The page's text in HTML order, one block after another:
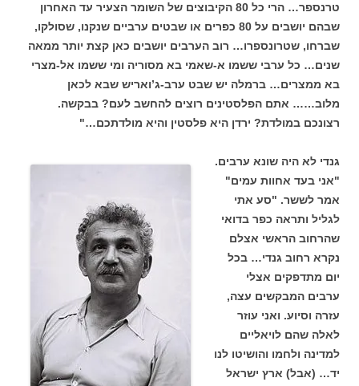
טרנספר… הרי כל 80 הקיבוצים של השומר הצעיר עד האחרון
שבהם יושבים על 80 כפרים או שבטים ערביים שנקנו, שסולקו,
שברחו, שטרונספרו… רוב הערבים יושבים כאן קצת יותר ממאה
שנים… כל ערבי ששמו א-שאמי בא מסוריה ומי ששמו אל-מצרי
בא ממצרים… ברמלה יש שבט ערב-ג’ואריש שבא לכאן
מלוב…… אתם הפלסטינים רוצים להחשב לעם? בבקשה.
רצונכם במולדת? ירדן היא פלסטין והיא מולדתכם…"
גנדי לא היה שונא ערבים.
"אני בעד אחוות עמים"
אמר לששר. "סע אתי
לגליל ותראה כפר בדואי
שהרחוב הראשי אצלם
נקרא רחוב גנדי… בכל
יום מתדפקים אצלי
ערבים המבקשים עצה,
עזרה וסיוע. ואני עוזר
לאלה שהם לויאליים
למדינה ולחמו והושיטו לנו
יד… (אבל) ארץ ישראל